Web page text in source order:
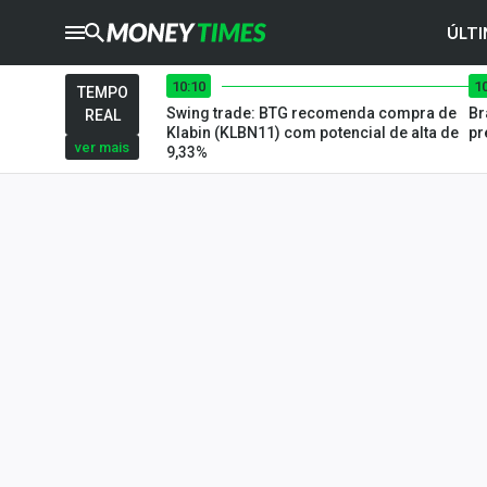
CRYPTOTIMES
TIMES
Ibovespa
TEMPO
REAL
ver mais
10:10
Swing trade: BTG recomenda compra de
Klabin (KLBN11) com potencial de alta de
9,33%